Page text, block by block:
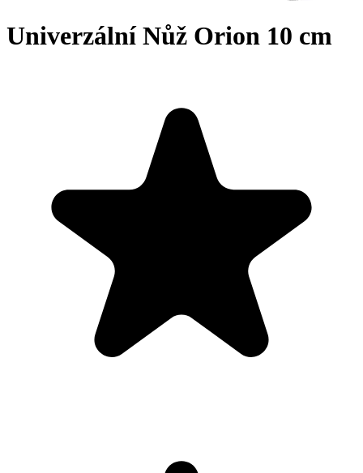
Univerzální Nůž Orion 10 cm